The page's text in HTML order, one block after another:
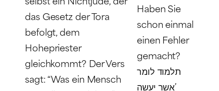
das Gesetz der Tora
befolgt, dem
Hohepriester
gleichkommt? Der Vers
sagt: “Was ein Mensch
Haben Sie
schon einmal
einen Fehler
gemacht?
תלמוד לומר
’אשר יעשה